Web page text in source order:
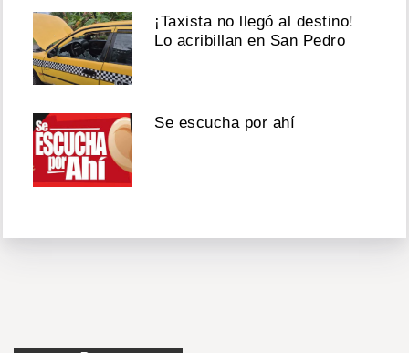
¡Taxista no llegó al destino!
Lo acribillan en San Pedro
Se escucha por ahí